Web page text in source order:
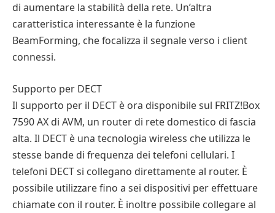
di aumentare la stabilità della rete. Un’altra
caratteristica interessante è la funzione
BeamForming, che focalizza il segnale verso i client
connessi.
Supporto per DECT
Il supporto per il DECT è ora disponibile sul FRITZ!Box
7590 AX di AVM, un router di rete domestico di fascia
alta. Il DECT è una tecnologia wireless che utilizza le
stesse bande di frequenza dei telefoni cellulari. I
telefoni DECT si collegano direttamente al router. È
possibile utilizzare fino a sei dispositivi per effettuare
chiamate con il router. È inoltre possibile collegare al